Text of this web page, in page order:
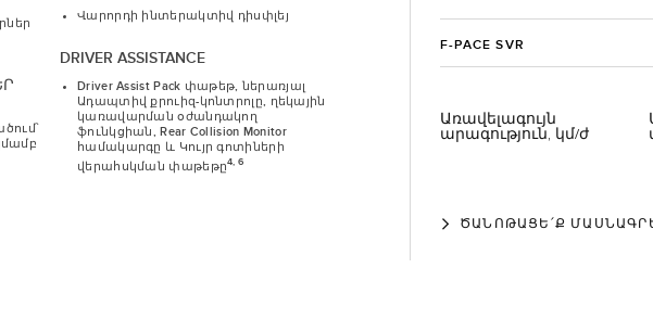
F-PACE SVR
Առավելագույն
արագություն, կմ/ժ
ԾԱՆՈԹԱՑԵ՛Ք
Վարորդի ինտերակտիվ դիսփլեյ
DRIVER ASSISTANCE
Driver Assist Pack փաթեթ, ներառյալ
Ադապտիվ քրուիզ-կոնտրոլը, ղեկային
կառավարման օժանդակող
ֆունկցիան, Rear Collision Monitor
համակարգը և Կույր գոտիների
վերահսկման փաթեթը4, 6